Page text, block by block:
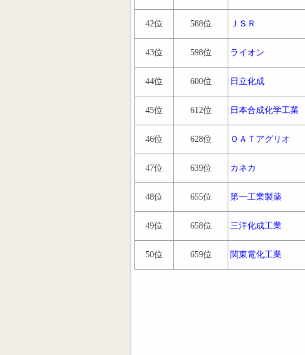
42位 588位 ＪＳＲ
43位 598位 ライオン
44位 600位 日立化成
45位 612位 日本合成化学工業
46位 628位 ＯＡＴアグリオ
47位 639位 カネカ
48位 655位 第一工業製薬
49位 658位 三洋化成工業
50位 659位 関東電化工業